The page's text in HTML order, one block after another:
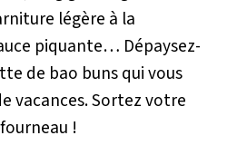
légère à la
piquante… Dépaysez-
de bao buns qui vous
vacances. Sortez votre
!